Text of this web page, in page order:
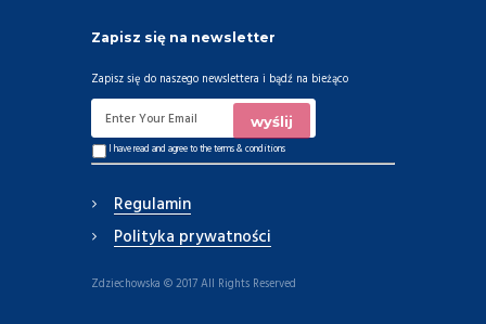
Zapisz się na newsletter
Zapisz się do naszego newslettera i bądź na bieżąco
I have read and agree to theterms & conditions
Regulamin
Polityka prywatności
Zdziechowska © 2017 All Rights Reserved